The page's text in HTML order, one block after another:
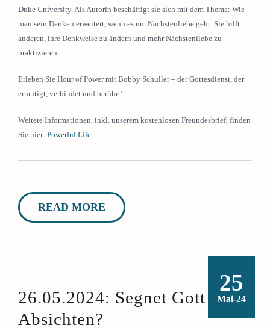
Duke University. Als Autorin beschäftigt sie sich mit dem Thema: Wie
man sein Denken erweitert, wenn es um Nächstenliebe geht. Sie hilft
anderen, ihre Denkweise zu ändern und mehr Nächstenliebe zu
praktizieren.
Erleben Sie Hour of Power mit Bobby Schuller – der Gottesdienst, der
ermutigt, verbindet und berührt!
Weitere Informationen, inkl. unserem kostenlosen Freundesbrief, finden
Sie hier: Powerful Life
READ MORE
25
Mai-24
26.05.2024: Segnet Gott gute
Absichten?